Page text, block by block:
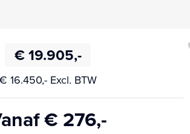
€ 19.905,-
€ 16.450,- Excl. BTW
€ 276,-